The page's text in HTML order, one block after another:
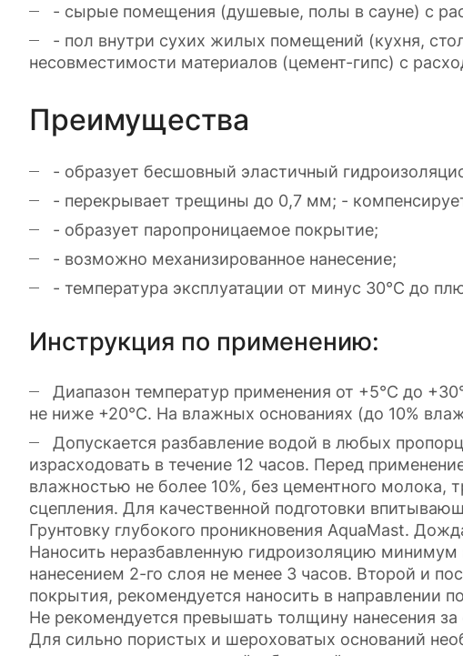
- сырые помещения (душевые, полы в сауне) с
- пол внутри сухих жилых помещений (кухня,
несовместимости материалов (цемент-гипс) с
Преимущества
- образует бесшовный эластичный
- перекрывает трещины до 0,7 мм; -
- образует паропроницаемое покрытие;
- возможно механизированное нанесение;
- температура эксплуатации от минус 30°С до
Инструкция по применению:
Диапазон температур применения от +5°С до
не ниже +20°С. На влажных основаниях (до 10%
Допускается разбавление водой в любых
израсходовать в течение 12 часов. Перед
влажностью не более 10%, без цементного молока,
сцепления. Для качественной подготовки
Грунтовку глубокого проникновения AquaMast.
Наносить неразбавленную гидроизоляцию
нанесением 2-го слоя не менее 3 часов. Второй и
покрытия, рекомендуется наносить в направлении
Не рекомендуется превышать толщину нанесения
Для сильно пористых и шероховатых оснований